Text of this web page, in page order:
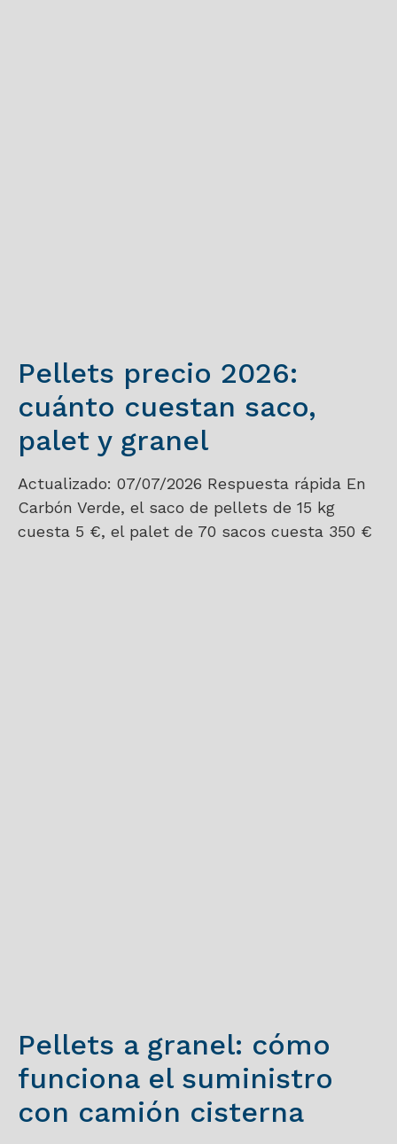
Pellets precio 2026:
cuánto cuestan saco,
palet y granel
Actualizado: 07/07/2026 Respuesta rápida En
Carbón Verde, el saco de pellets de 15 kg
cuesta 5 €, el palet de 70 sacos cuesta 350 €
Pellets a granel: cómo
funciona el suministro
con camión cisterna